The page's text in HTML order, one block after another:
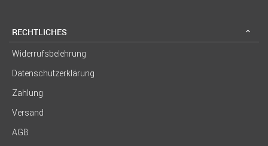
RECHTLICHES
Widerrufsbelehrung
Datenschutzerklärung
Zahlung
Versand
AGB